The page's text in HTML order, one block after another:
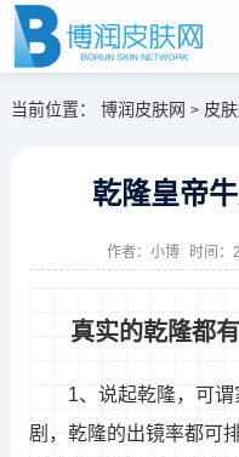
当前位置： 博润皮肤网 > 皮
乾隆皇帝
作者： 小博 时间：
真实的乾隆都
1、说起乾隆，可
剧，乾隆的出镜率都可